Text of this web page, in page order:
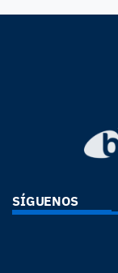
SÍGUENOS